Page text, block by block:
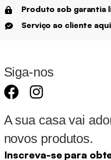
Produto sob garantia
Serviço ao cliente
Siga-nos
A sua casa vai
novos produtos.
Inscreva-se para